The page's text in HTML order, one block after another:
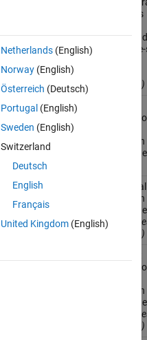
settings
R2024a)
inlining
function
Inline
function
R2024a)
inlining
function
R2024a)
Netherlands(English)
Norway(English)
Österreich (Deutsch)
Portugal (English)
Sweden (English)
Switzerland
Deutsch
English
Français
United Kingdom(English)